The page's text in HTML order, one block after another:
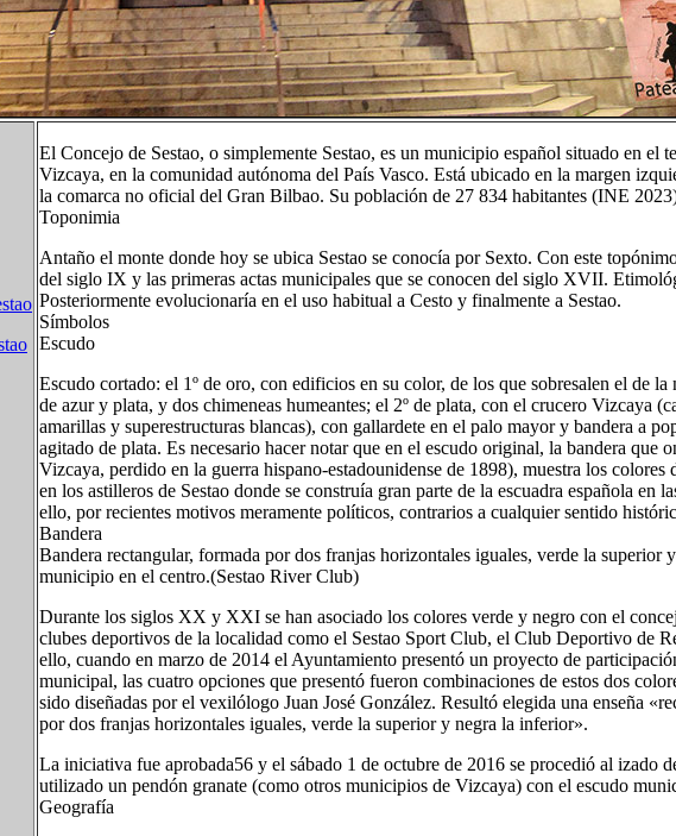
El Concejo de Sestao, o simplemente Sestao, es un municipio español situado en el
Vizcaya, en la comunidad autónoma del País Vasco. Está ubicado en la margen
la comarca no oficial del Gran Bilbao. Su población de 27 834 habitantes (INE
Toponimia
Antaño el monte donde hoy se ubica Sestao se conocía por Sexto. Con este
del siglo IX y las primeras actas municipales que se conocen del siglo XVII.
Posteriormente evolucionaría en el uso habitual a Cesto y finalmente a Sestao.
Símbolos
Escudo
Escudo cortado: el 1º de oro, con edificios en su color, de los que sobresalen el de
de azur y plata, y dos chimeneas humeantes; el 2º de plata, con el crucero Vizcaya
amarillas y superestructuras blancas), con gallardete en el palo mayor y bandera a
agitado de plata. Es necesario hacer notar que en el escudo original, la bandera que
Vizcaya, perdido en la guerra hispano-estadounidense de 1898), muestra los colores
en los astilleros de Sestao donde se construía gran parte de la escuadra española en
ello, por recientes motivos meramente políticos, contrarios a cualquier sentido
Bandera
Bandera rectangular, formada por dos franjas horizontales iguales, verde la superior
municipio en el centro.(Sestao River Club)
Durante los siglos XX y XXI se han asociado los colores verde y negro con el
clubes deportivos de la localidad como el Sestao Sport Club, el Club Deportivo de
ello, cuando en marzo de 2014 el Ayuntamiento presentó un proyecto de
municipal, las cuatro opciones que presentó fueron combinaciones de estos dos
sido diseñadas por el vexilólogo Juan José González. Resultó elegida una enseña
por dos franjas horizontales iguales, verde la superior y negra la inferior».
La iniciativa fue aprobada5​6​ y el sábado 1 de octubre de 2016 se procedió al izado
utilizado un pendón granate (como otros municipios de Vizcaya) con el escudo
Geografía